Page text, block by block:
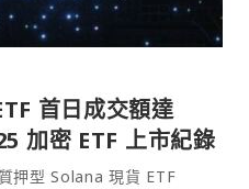
首日成交額達
加密 ETF 上市紀錄
押型 Solana 現貨 ETF